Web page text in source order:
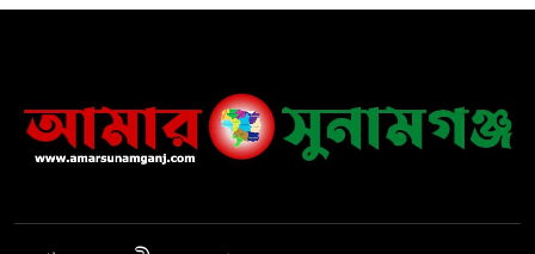
“রোড ব্লক কর্মসূচি “
তাহিরপুরে বজ্রপাতে যুবকের মৃত্যু